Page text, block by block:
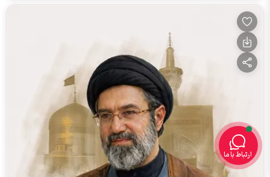
ارتباط با ما